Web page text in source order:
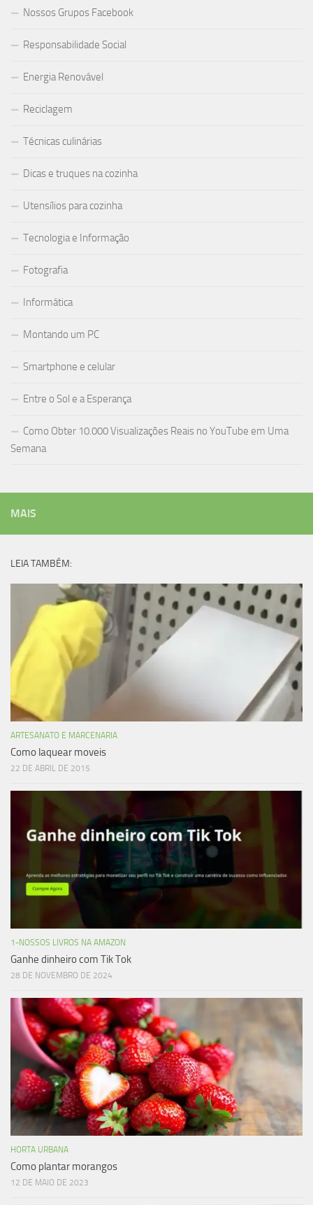
Nossos Grupos Facebook
Responsabilidade Social
Energia Renovável
Reciclagem
Técnicas culinárias
Dicas e truques na cozinha
Utensílios para cozinha
Tecnologia e Informação
Fotografia
Informática
Montando um PC
Smartphone e celular
Entre o Sol e a Esperança
Como Obter 10.000 Visualizações Reais no YouTube em Uma
Semana
MAIS
LEIA TAMBÉM:
ARTESANATO E MARCENARIA
Como laquear moveis
22 DE ABRIL DE 2015
1-NOSSOS LIVROS NA AMAZON
Ganhe dinheiro com Tik Tok
28 DE NOVEMBRO DE 2024
HORTA URBANA
Como plantar morangos
12 DE MAIO DE 2023